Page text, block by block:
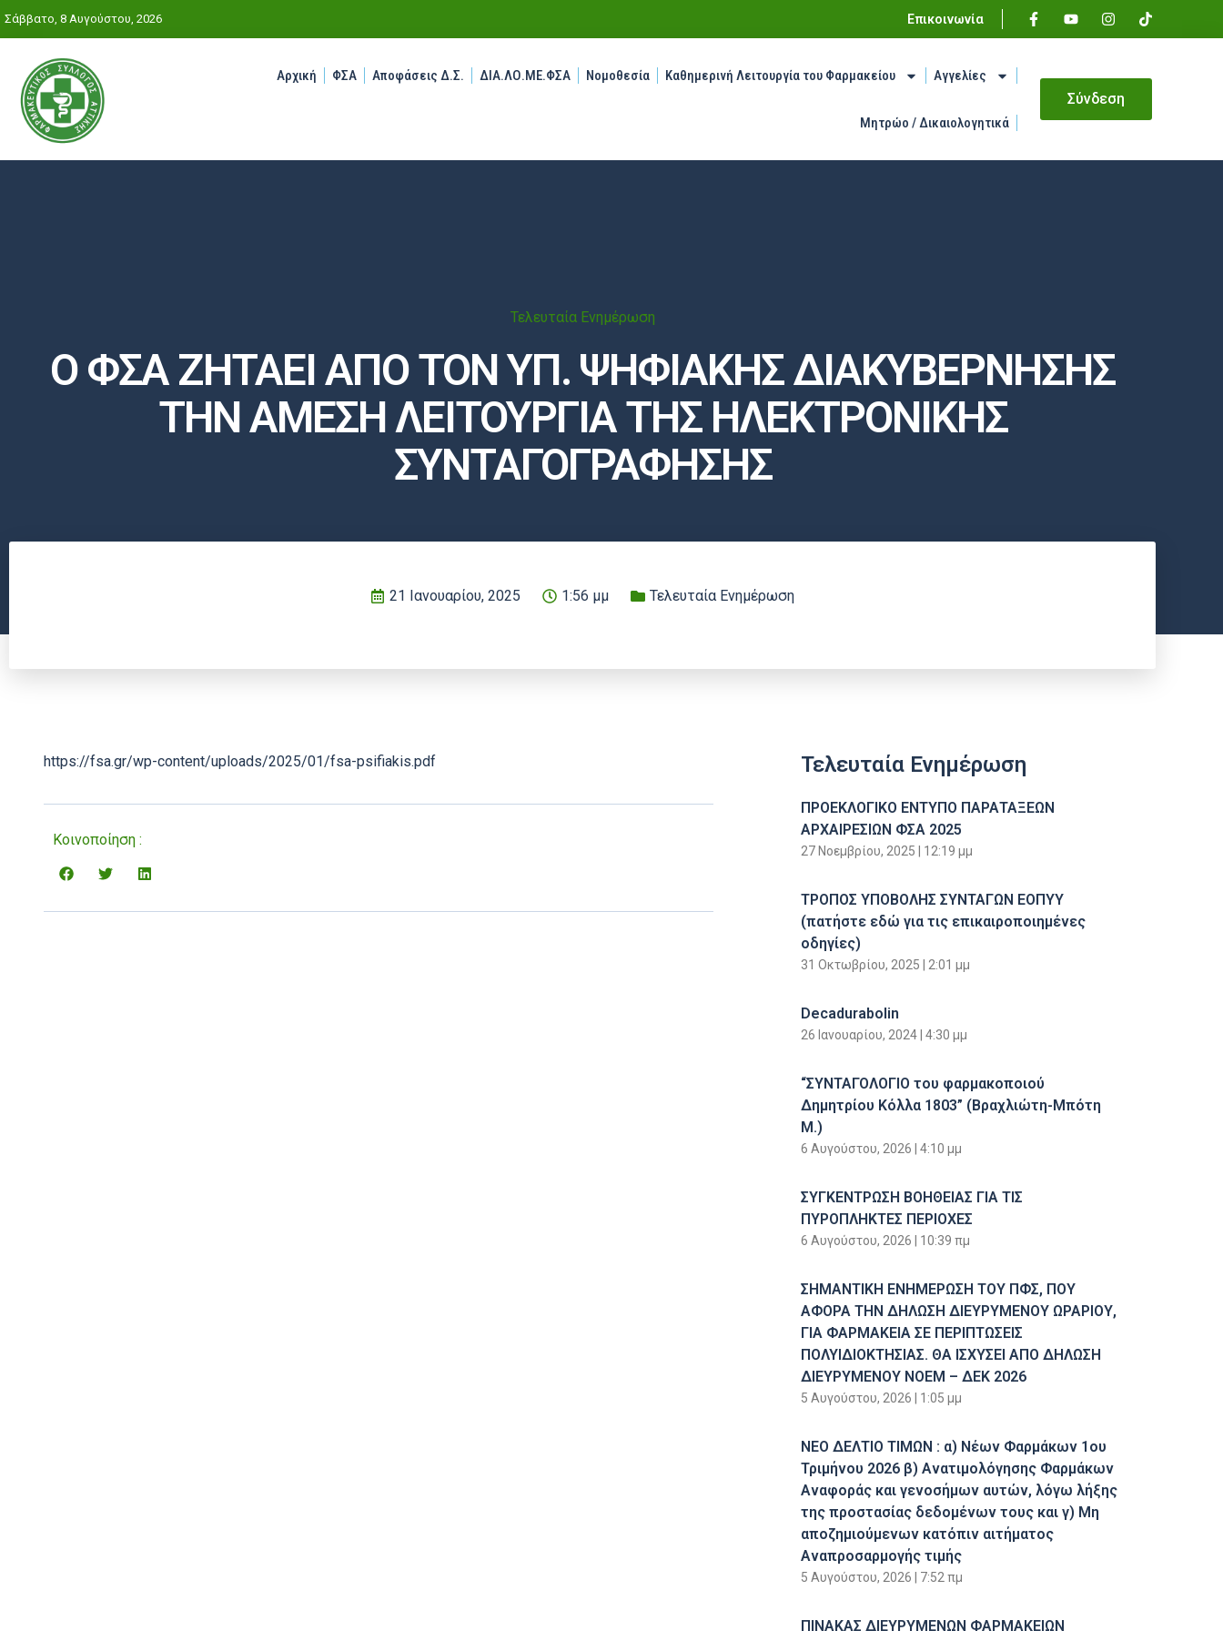
Σάββατο, 8 Αυγούστου, 2026 Επικοινωνία
Αρχική ΦΣΑ Αποφάσεις Δ.Σ. ΔΙΑ.ΛΟ.ΜΕ.ΦΣΑ Νομοθεσία Καθημερινή Λειτουργία του Φαρμακείου Αγγελίες
Μητρώο / Δικαιολογητικά
Σύνδεση
Τελευταία Ενημέρωση
Ο ΦΣΑ ΖΗΤΑΕΙ ΑΠΟ ΤΟΝ ΥΠ. ΨΗΦΙΑΚΗΣ ΔΙΑΚΥΒΕΡΝΗΣΗΣ
ΤΗΝ ΑΜΕΣΗ ΛΕΙΤΟΥΡΓΙΑ ΤΗΣ ΗΛΕΚΤΡΟΝΙΚΗΣ
ΣΥΝΤΑΓΟΓΡΑΦΗΣΗΣ
21 Ιανουαρίου, 2025 1:56 μμ Τελευταία Ενημέρωση
https://fsa.gr/wp-content/uploads/2025/01/fsa-psifiakis.pdf
Κοινοποίηση :
Τελευταία Ενημέρωση
ΠΡΟΕΚΛΟΓΙΚΟ ΕΝΤΥΠΟ ΠΑΡΑΤΑΞΕΩΝ
ΑΡΧΑΙΡΕΣΙΩΝ ΦΣΑ 2025
27 Νοεμβρίου, 2025 12:19 μμ
ΤΡΟΠΟΣ ΥΠΟΒΟΛΗΣ ΣΥΝΤΑΓΩΝ ΕΟΠΥΥ
(πατήστε εδώ για τις επικαιροποιημένες
οδηγίες)
31 Οκτωβρίου, 2025 2:01 μμ
Decadurabolin
26 Ιανουαρίου, 2024 4:30 μμ
“ΣΥΝΤΑΓΟΛΟΓΙΟ του φαρμακοποιού
Δημητρίου Κόλλα 1803” (Βραχλιώτη-Μπότη
Μ.)
6 Αυγούστου, 2026 4:10 μμ
ΣΥΓΚΕΝΤΡΩΣΗ ΒΟΗΘΕΙΑΣ ΓΙΑ ΤΙΣ
ΠΥΡΟΠΛΗΚΤΕΣ ΠΕΡΙΟΧΕΣ
6 Αυγούστου, 2026 10:39 πμ
ΣΗΜΑΝΤΙΚΗ ΕΝΗΜΕΡΩΣΗ ΤΟΥ ΠΦΣ, ΠΟΥ
ΑΦΟΡΑ ΤΗΝ ΔΗΛΩΣΗ ΔΙΕΥΡΥΜΕΝΟΥ ΩΡΑΡΙΟΥ,
ΓΙΑ ΦΑΡΜΑΚΕΙΑ ΣΕ ΠΕΡΙΠΤΩΣΕΙΣ
ΠΟΛΥΙΔΙΟΚΤΗΣΙΑΣ. ΘΑ ΙΣΧΥΣΕΙ ΑΠΟ ΔΗΛΩΣΗ
ΔΙΕΥΡΥΜΕΝΟΥ ΝΟΕΜ – ΔΕΚ 2026
5 Αυγούστου, 2026 1:05 μμ
ΝΕΟ ΔΕΛΤΙΟ ΤΙΜΩΝ : α) Νέων Φαρμάκων 1ου
Τριμήνου 2026 β) Ανατιμολόγησης Φαρμάκων
Αναφοράς και γενοσήμων αυτών, λόγω λήξης
της προστασίας δεδομένων τους και γ) Μη
αποζημιούμενων κατόπιν αιτήματος
Αναπροσαρμογής τιμής
5 Αυγούστου, 2026 7:52 πμ
ΠΙΝΑΚΑΣ ΔΙΕΥΡΥΜΕΝΩΝ ΦΑΡΜΑΚΕΙΩΝ